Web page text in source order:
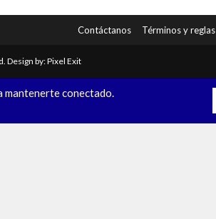
Contáctanos Términos y reglas
Design by:Pixel Exit
mantenerte conectado.